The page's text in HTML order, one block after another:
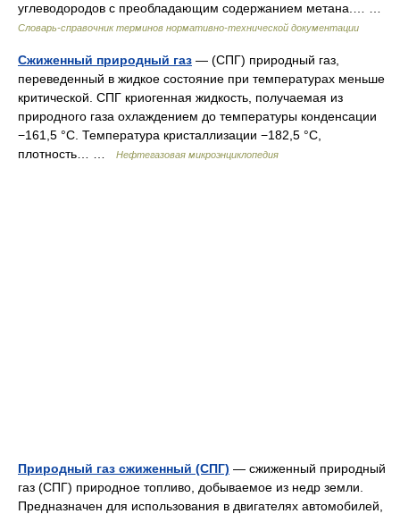
углеводородов с преобладающим содержанием метана.… …
Словарь-справочник терминов нормативно-технической документации
Сжиженный природный газ — (СПГ) природный газ,
переведенный в жидкое состояние при температурах меньше
критической. СПГ криогенная жидкость, получаемая из
природного газа охлаждением до температуры конденсации
−161,5 °С. Температура кристаллизации −182,5 °С,
плотность… …
Нефтегазовая микроэнциклопедия
Природный газ сжиженный (СПГ) — сжиженный природный
газ (СПГ) природное топливо, добываемое из недр земли.
Предназначен для использования в двигателях автомобилей,